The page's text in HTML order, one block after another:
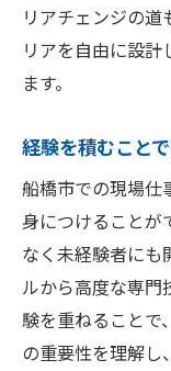
リアチェンジの
リアを自由に設
ます。
経験を積むこと
船橋市での現場仕
身につけることが
なく未経験者にも
ルから高度な専門
験を重ねることで
の重要性を理解し